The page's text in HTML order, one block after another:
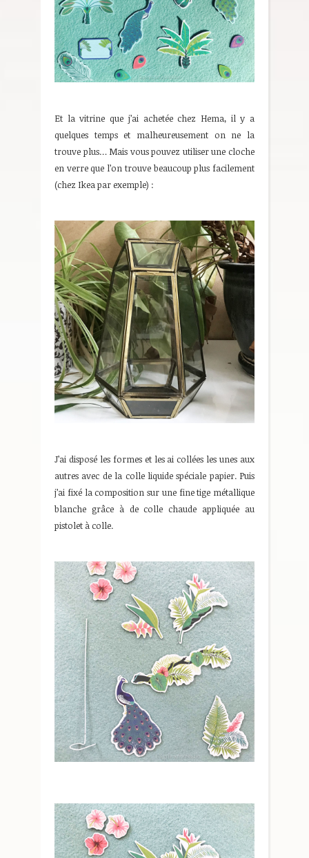
Et la vitrine que j’ai achetée chez Hema, il y a
quelques temps et malheureusement on ne la
trouve plus… Mais vous pouvez utiliser une cloche
en verre que l’on trouve beaucoup plus facilement
(chez Ikea par exemple) :
J’ai disposé les formes et les ai collées les unes aux
autres avec de la colle liquide spéciale papier. Puis
j’ai fixé la composition sur une fine tige métallique
blanche grâce à de colle chaude appliquée au
pistolet à colle.